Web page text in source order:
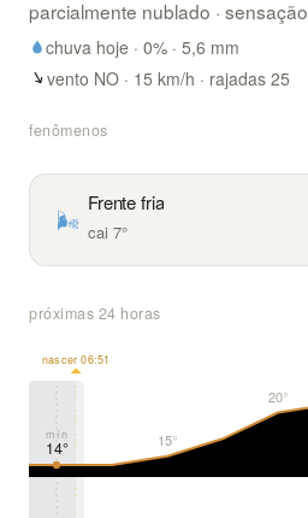
parcialmente nublado · sensação
chuva hoje · 0% · 5,6 mm
vento NO · 15 km/h · rajadas 25
fenômenos
🌬️
Frente fria
cai 7°
próximas 24 horas
14° 15°
20°
mín
nascer 06:51